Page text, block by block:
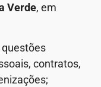
Verde, em
contratos,